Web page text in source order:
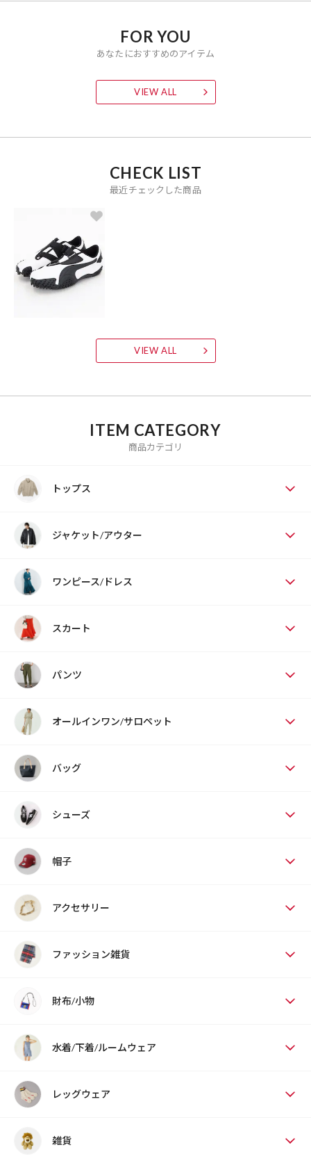
FOR YOU
あなたにおすすめのアイテム
VIEW ALL
CHECK LIST
最近チェックした商品
VIEW ALL
ITEM CATEGORY
商品カテゴリ
トップス
ジャケット/アウター
ワンピース/ドレス
スカート
パンツ
オールインワン/サロペット
バッグ
シューズ
帽子
アクセサリー
ファッション雑貨
財布/小物
水着/下着/ルームウェア
レッグウェア
雑貨